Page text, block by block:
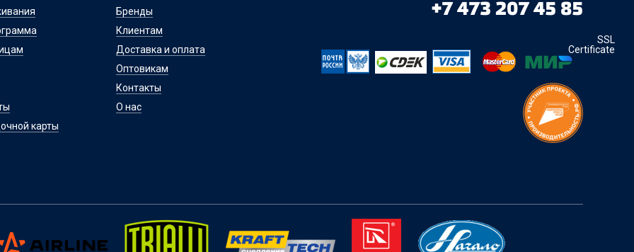
карты
Бренды
Клиентам
Доставка и оплата
Оптовикам
Контакты
О нас
+7 473 207 45 85
SSL
Certificate